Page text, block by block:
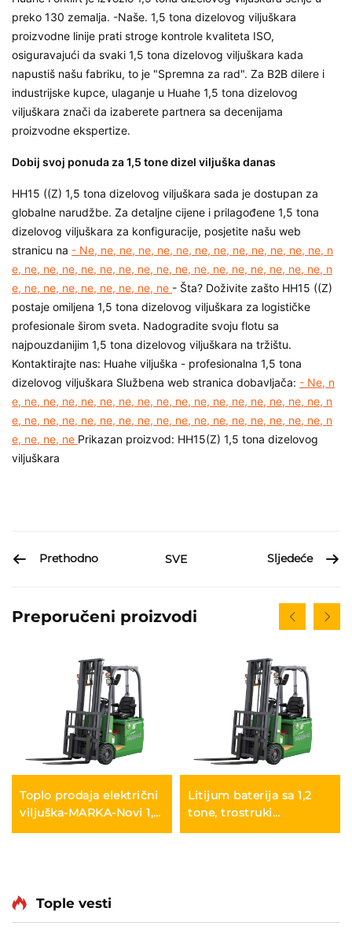
preko 130 zemalja. -Naše. 1,5 tona dizelovog viljuškara
proizvodne linije prati stroge kontrole kvaliteta ISO,
osiguravajući da svaki 1,5 tona dizelovog viljuškara kada
napustiš našu fabriku, to je "Spremna za rad". Za B2B dilere i
industrijske kupce, ulaganje u Huahe 1,5 tona dizelovog
viljuškara znači da izaberete partnera sa decenijama
proizvodne ekspertize.
Dobij svoj ponuda za 1,5 tone dizel viljuška danas
HH15 ((Z) 1,5 tona dizelovog viljuškara sada je dostupan za
globalne narudžbe. Za detaljne cijene i prilagođene 1,5 tona
dizelovog viljuškara za konfiguracije, posjetite našu web
stranicu na - Ne, ne, ne, ne, ne, ne, ne, ne, ne, ne, ne, ne, ne, n
e, ne, ne, ne, ne, ne, ne, ne, ne, ne, ne, ne, ne, ne, ne, ne, ne, n
e, ne, ne, ne, ne, ne, ne, ne, ne - Šta? Doživite zašto HH15 ((Z)
postaje omiljena 1,5 tona dizelovog viljuškara za logističke
profesionale širom sveta. Nadogradite svoju flotu sa
najpouzdanijim 1,5 tona dizelovog viljuškara na tržištu.
Kontaktirajte nas: Huahe viljuška - profesionalna 1,5 tona
dizelovog viljuškara Službena web stranica dobavljača: - Ne, n
e, ne, ne, ne, ne, ne, ne, ne, ne, ne, ne, ne, ne, ne, ne, ne, ne, n
e, ne, ne, ne, ne, ne, ne, ne, ne, ne, ne, ne, ne, ne, ne, ne, ne, n
e, ne, ne, ne Prikazan proizvod: HH15(Z) 1,5 tona dizelovog
viljuškara
Prethodno SVE Sljedeće
Preporučeni proizvodi
Toplo prodaja električni
viljuška-MARKA-Novi 1,5
Litijum baterija sa 1,2
tone, trostruki
Tople vesti